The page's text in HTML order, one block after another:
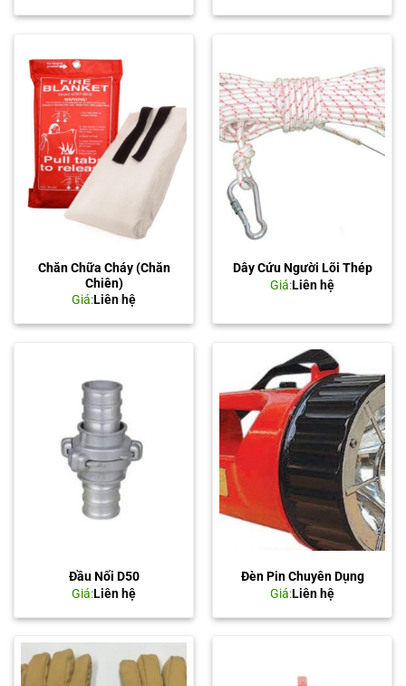
Chăn Chữa Cháy (Chăn
Chiên)
Giá:Liên hệ
Dây Cứu Người Lõi Thép
Giá:Liên hệ
Đầu Nối D50
Giá:Liên hệ
Đèn Pin Chuyên Dụng
Giá:Liên hệ